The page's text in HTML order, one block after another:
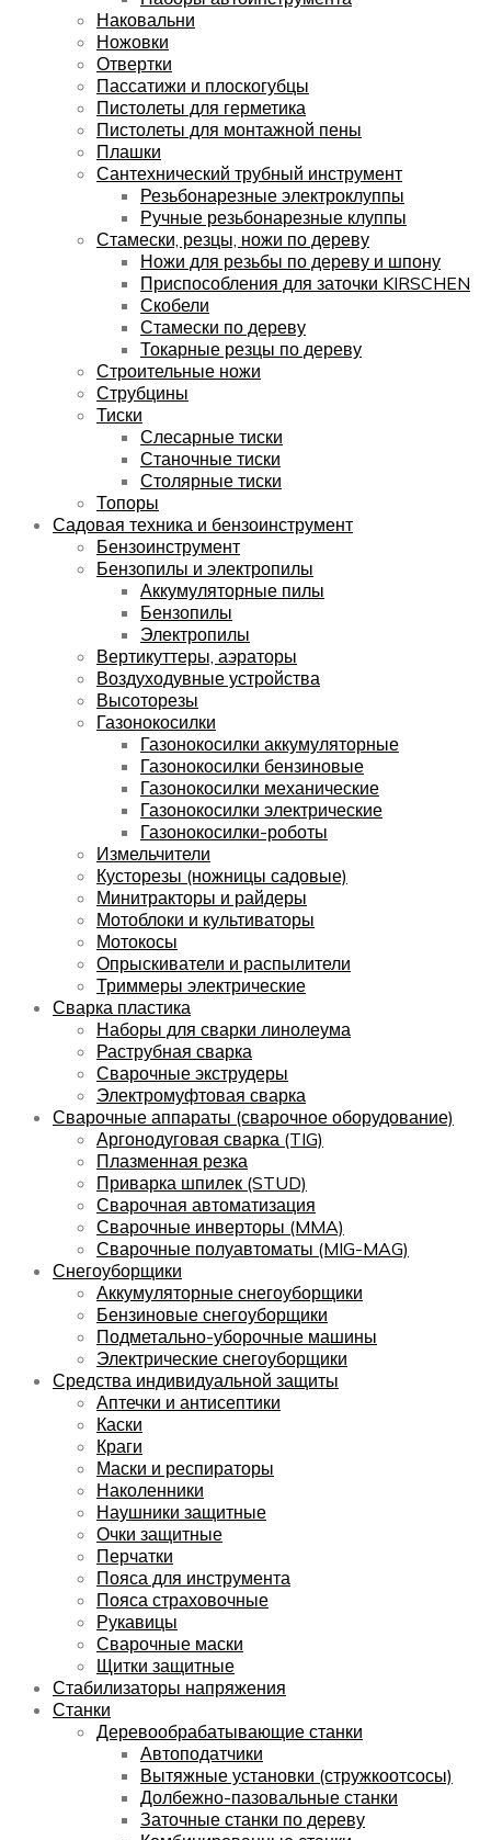
Наковальни
Ножовки
Отвертки
Пассатижи и плоскогубцы
Пистолеты для герметика
Пистолеты для монтажной пены
Плашки
Сантехнический трубный инструмент
Резьбонарезные электроклуппы
Ручные резьбонарезные клуппы
Стамески, резцы, ножи по дереву
Ножи для резьбы по дереву и шпону
Приспособления для заточки KIRSCHEN
Скобели
Стамески по дереву
Токарные резцы по дереву
Строительные ножи
Струбцины
Тиски
Слесарные тиски
Станочные тиски
Столярные тиски
Топоры
Садовая техника и бензоинструмент
Бензоинструмент
Бензопилы и электропилы
Аккумуляторные пилы
Бензопилы
Электропилы
Вертикуттеры, аэраторы
Воздуходувные устройства
Высоторезы
Газонокосилки
Газонокосилки аккумуляторные
Газонокосилки бензиновые
Газонокосилки механические
Газонокосилки электрические
Газонокосилки-роботы
Измельчители
Кусторезы (ножницы садовые)
Минитракторы и райдеры
Мотоблоки и культиваторы
Мотокосы
Опрыскиватели и распылители
Триммеры электрические
Сварка пластика
Наборы для сварки линолеума
Раструбная сварка
Сварочные экструдеры
Электромуфтовая сварка
Сварочные аппараты (сварочное оборудование)
Аргонодуговая сварка (TIG)
Плазменная резка
Приварка шпилек (STUD)
Сварочная автоматизация
Сварочные инверторы (MMA)
Сварочные полуавтоматы (MIG-MAG)
Снегоуборщики
Аккумуляторные снегоуборщики
Бензиновые снегоуборщики
Подметально-уборочные машины
Электрические снегоуборщики
Средства индивидуальной защиты
Аптечки и антисептики
Каски
Краги
Маски и респираторы
Наколенники
Наушники защитные
Очки защитные
Перчатки
Пояса для инструмента
Пояса страховочные
Рукавицы
Сварочные маски
Щитки защитные
Стабилизаторы напряжения
Станки
Деревообрабатывающие станки
Автоподатчики
Вытяжные установки (стружкоотсосы)
Долбежно-пазовальные станки
Заточные станки по дереву